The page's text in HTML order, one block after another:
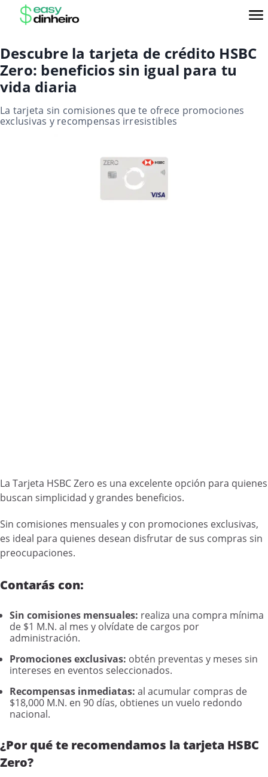
Descubre la tarjeta de crédito HSBC
Zero: beneficios sin igual para tu
vida diaria
La tarjeta sin comisiones que te ofrece promociones
exclusivas y recompensas irresistibles
La Tarjeta HSBC Zero es una excelente opción para quienes
buscan simplicidad y grandes beneficios.
Sin comisiones mensuales y con promociones exclusivas,
es ideal para quienes desean disfrutar de sus compras sin
preocupaciones.
Contarás con:
Sin comisiones mensuales: realiza una compra mínima
de $1 M.N. al mes y olvídate de cargos por
administración.
Promociones exclusivas: obtén preventas y meses sin
intereses en eventos seleccionados.
Recompensas inmediatas: al acumular compras de
$18,000 M.N. en 90 días, obtienes un vuelo redondo
nacional.
¿Por qué te recomendamos la tarjeta HSBC
Zero?